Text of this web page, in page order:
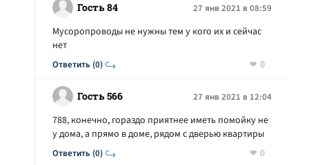
Гость 84 27 янв 2021 в 08:59
Ответить (0)
Мусоропроводы не нужны тем у кого их и сейчас
нет
0
Гость 566 27 янв 2021 в 12:04
Ответить (0)
788, конечно, гораздо приятнее иметь помойку не
у дома, а прямо в доме, рядом с дверью квартиры
0